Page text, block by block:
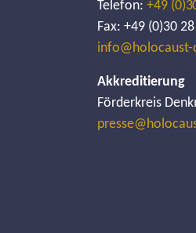
Telefon: +49
Fax: +49 (0)30
Akkreditierung
Förderkreis